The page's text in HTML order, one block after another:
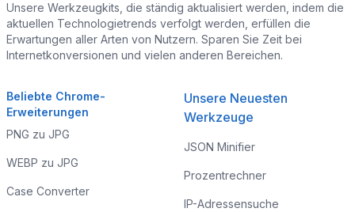
Unsere Werkzeugkits, die ständig aktualisiert werden, indem die
aktuellen Technologietrends verfolgt werden, erfüllen die
Erwartungen aller Arten von Nutzern. Sparen Sie Zeit bei
Internetkonversionen und vielen anderen Bereichen.
Beliebte Chrome-
Erweiterungen
PNG zu JPG
WEBP zu JPG
Case Converter
Unsere Neuesten
Werkzeuge
JSON Minifier
Prozentrechner
IP-Adressensuche